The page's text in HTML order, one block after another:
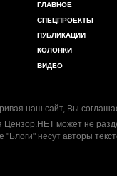
ГЛАВНОЕ
СПЕЦПРОЕКТЫ
ПУБЛИКАЦИИ
КОЛОНКИ
ВИДЕО
наш сайт, Вы
Цензор.НЕТ может не
"Блоги" несут авторы